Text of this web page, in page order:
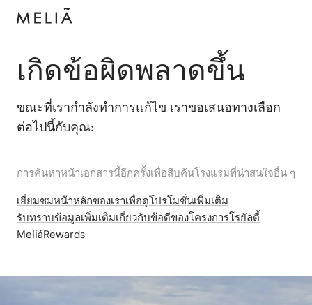
เกิดข้อผิดพลาดขึ้น
ขณะที่เรากำลังทำการแก้ไข เราขอเสนอทางเลือก
ต่อไปนี้กับคุณ:
การค้นหาหน้าเอกสารนี้อีกครั้งเพื่อสืบค้นโรงแรมที่น่าสนใจอื่น ๆ
เยี่ยมชมหน้าหลักของเราเพื่อดูโปรโมชั่นเพิ่มเติม
รับทราบข้อมูลเพิ่มเติมเกี่ยวกับข้อดีของโครงการโรยัลตี้
MeliáRewards